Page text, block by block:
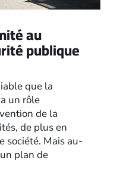
au
publique
que la
un rôle
de la
de plus en
société. Mais au-
plan de